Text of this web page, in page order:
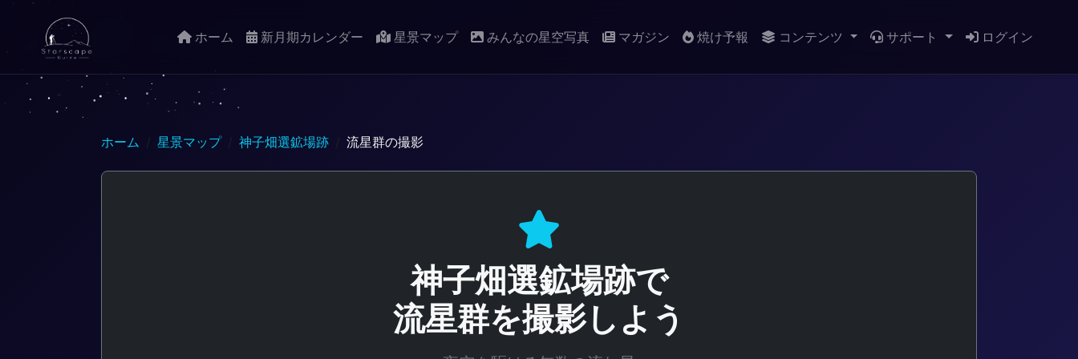
ホーム 新月期カレンダー 星景マップ みんなの星空写真 マガジン 焼け予報 コンテンツ サポート ログイン
ホーム 星景マップ 神子畑選鉱場跡 流星群の撮影
神子畑選鉱場跡で
流星群を撮影しよう